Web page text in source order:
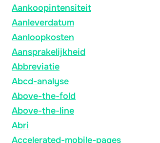
Aankoopintensiteit
Aanleverdatum
Aanloopkosten
Aansprakelijkheid
Abbreviatie
Abcd-analyse
Above-the-fold
Above-the-line
Abri
Accelerated-mobile-pages